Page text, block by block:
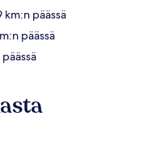
km:n päässä
päässä